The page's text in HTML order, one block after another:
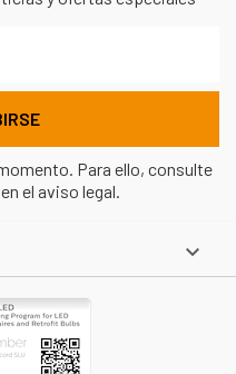
Para ello, consulte
el aviso legal.
